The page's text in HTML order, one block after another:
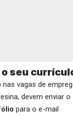
seu
vagas de
devem enviar o
para o e-mail